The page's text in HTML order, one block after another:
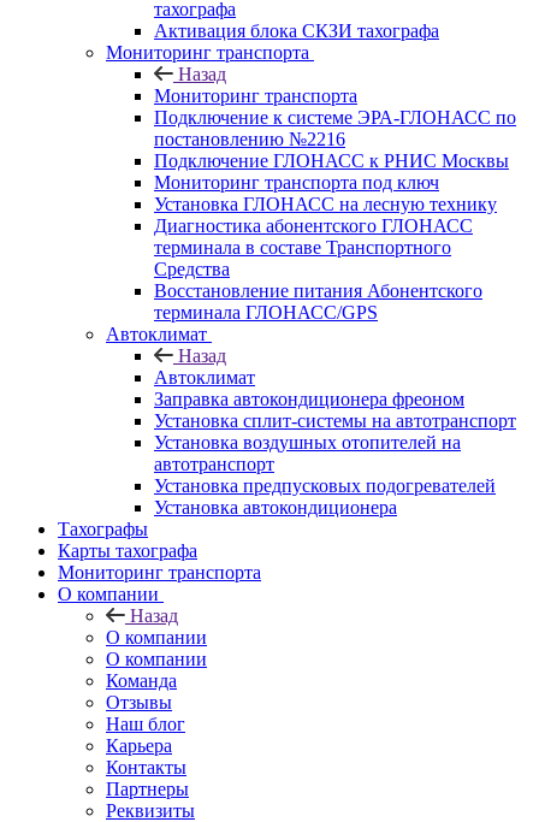
тахографа
Активация блока СКЗИ тахографа
Мониторинг транспорта
Назад
Мониторинг транспорта
Подключение к системе ЭРА-ГЛОНАСС по
постановлению №2216
Подключение ГЛОНАСС к РНИС Москвы
Мониторинг транспорта под ключ
Установка ГЛОНАСС на лесную технику
Диагностика абонентского ГЛОНАСС
терминала в составе Транспортного
Средства
Восстановление питания Абонентского
терминала ГЛОНАСС/GPS
Автоклимат
Назад
Автоклимат
Заправка автокондиционера фреоном
Установка сплит-системы на автотранспорт
Установка воздушных отопителей на
автотранспорт
Установка предпусковых подогревателей
Установка автокондиционера
Тахографы
Карты тахографа
Мониторинг транспорта
О компании
Назад
О компании
О компании
Команда
Отзывы
Наш блог
Карьера
Контакты
Партнеры
Реквизиты